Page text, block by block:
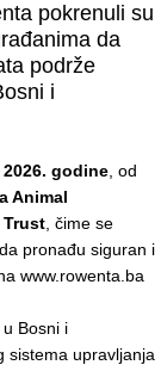
pokrenuli su
da
podrže
i
godine , od
Animal
Trust , čime se
pronađu siguran i
www.rowenta.ba
Bosni i
sistema upravljanja